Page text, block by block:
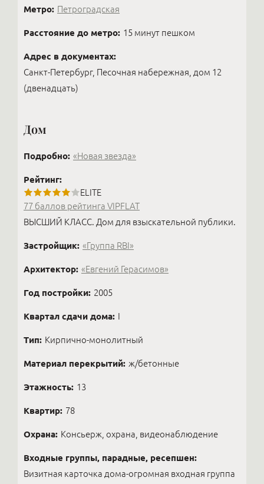
Метро: Петроградская
Расстояние до метро: 15 минут пешком
Адрес в документах:
Санкт-Петербург, Песочная набережная, дом 12
(двенадцать)
Дом
Подробно: «Новая звезда»
Рейтинг:
ELITE
77 баллов рейтинга VIPFLAT
ВЫСШИЙ КЛАСС. Дом для взыскательной публики.
Застройщик: «Группа RBI»
Архитектор: «Евгений Герасимов»
Год постройки: 2005
Квартал сдачи дома: I
Тип: Кирпично-монолитный
Материал перекрытий: ж/бетонные
Этажность: 13
Квартир: 78
Охрана: Консьерж, охрана, видеонаблюдение
Входные группы, парадные, ресепшен:
Визитная карточка дома-огромная входная группа